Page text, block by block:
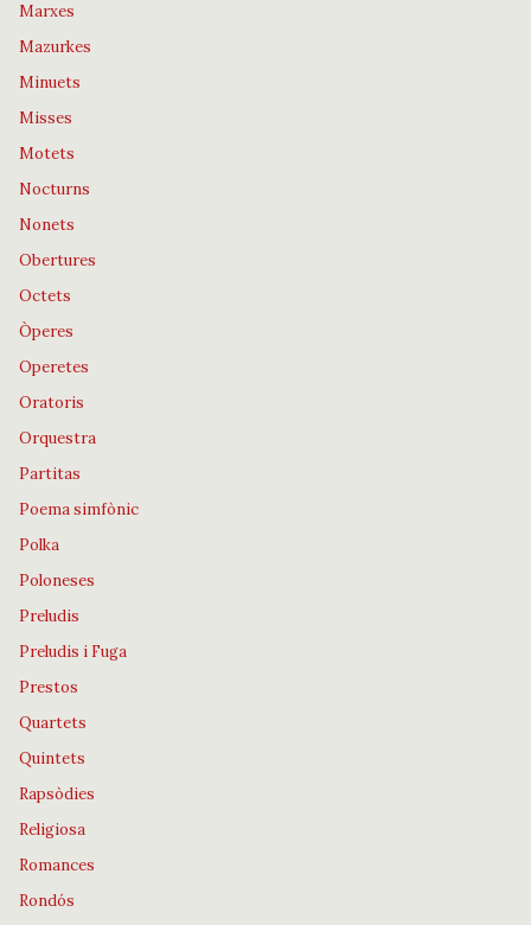
Marxes
Mazurkes
Minuets
Misses
Motets
Nocturns
Nonets
Obertures
Octets
Òperes
Operetes
Oratoris
Orquestra
Partitas
Poema simfònic
Polka
Poloneses
Preludis
Preludis i Fuga
Prestos
Quartets
Quintets
Rapsòdies
Religiosa
Romances
Rondós